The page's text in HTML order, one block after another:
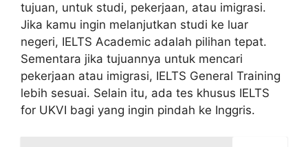
tujuan, untuk studi, pekerjaan, atau imigrasi.
Jika kamu ingin melanjutkan studi ke luar
negeri, IELTS Academic adalah pilihan tepat.
Sementara jika tujuannya untuk mencari
pekerjaan atau imigrasi, IELTS General Training
lebih sesuai. Selain itu, ada tes khusus IELTS
for UKVI bagi yang ingin pindah ke Inggris.